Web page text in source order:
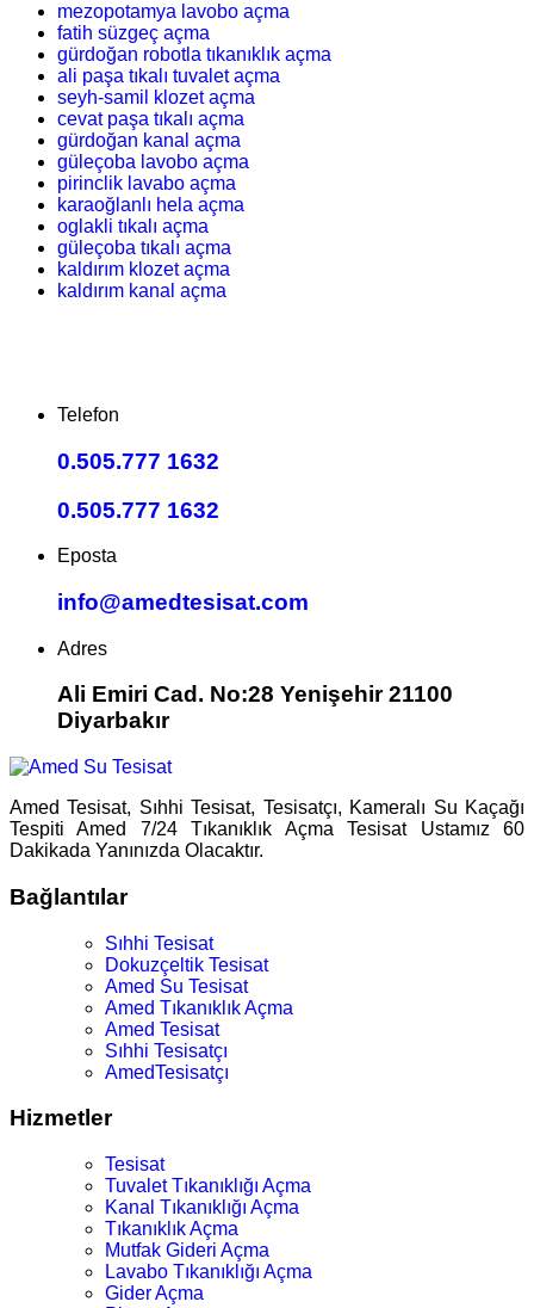
mezopotamya lavobo açma
fatih süzgeç açma
gürdoğan robotla tıkanıklık açma
ali paşa tıkalı tuvalet açma
seyh-samil klozet açma
cevat paşa tıkalı açma
gürdoğan kanal açma
güleçoba lavobo açma
pirinclik lavabo açma
karaoğlanlı hela açma
oglakli tıkalı açma
güleçoba tıkalı açma
kaldırım klozet açma
kaldırım kanal açma
Telefon
0.505.777 1632
0.505.777 1632
Eposta
info@amedtesisat.com
Adres
Ali Emiri Cad. No:28 Yenişehir 21100
Diyarbakır
Amed Tesisat, Sıhhi Tesisat, Tesisatçı, Kameralı Su Kaçağı
Tespiti Amed 7/24 Tıkanıklık Açma Tesisat Ustamız 60
Dakikada Yanınızda Olacaktır.
Bağlantılar
Sıhhi Tesisat
Dokuzçeltik Tesisat
Amed Su Tesisat
Amed Tıkanıklık Açma
Amed Tesisat
Sıhhi Tesisatçı
AmedTesisatçı
Hizmetler
Tesisat
Tuvalet Tıkanıklığı Açma
Kanal Tıkanıklığı Açma
Tıkanıklık Açma
Mutfak Gideri Açma
Lavabo Tıkanıklığı Açma
Gider Açma